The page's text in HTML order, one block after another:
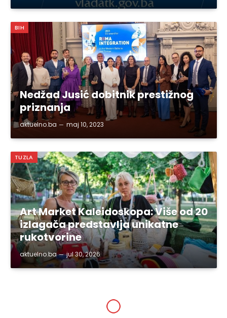
BIH
Nedžad Jusić dobitnik prestižnog
priznanja
aktuelno.ba maj 10, 2023
TUZLA
Art Market Kaleidoskopa: Više od 20
izlagača predstavlja unikatne
rukotvorine
aktuelno.ba jul 30, 2026